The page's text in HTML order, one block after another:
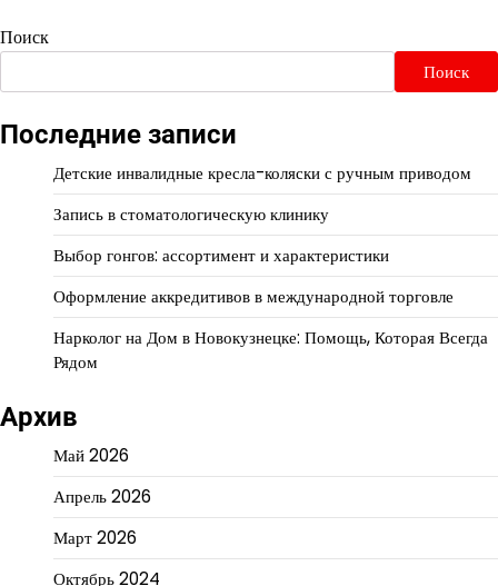
Поиск
Поиск
Последние записи
Детские инвалидные кресла-коляски с ручным приводом
Запись в стоматологическую клинику
Выбор гонгов: ассортимент и характеристики
Оформление аккредитивов в международной торговле
Нарколог на Дом в Новокузнецке: Помощь, Которая Всегда
Рядом
Архив
Май 2026
Апрель 2026
Март 2026
Октябрь 2024